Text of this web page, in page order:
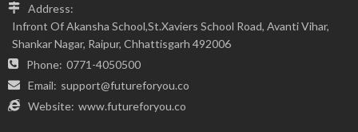
Address:
Infront Of Akansha School,St.Xaviers School Road, Avanti Vihar,
Shankar Nagar, Raipur, Chhattisgarh 492006
Phone: 0771-4050500
Email: support@futureforyou.co
Website: www.futureforyou.co